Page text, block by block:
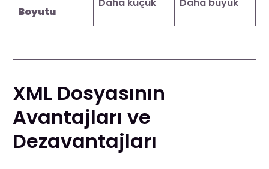
Boyutu
Daha küçük Daha büyük
XML Dosyasının
Avantajları ve
Dezavantajları